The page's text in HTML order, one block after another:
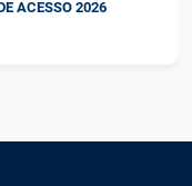
ACESSO 2026